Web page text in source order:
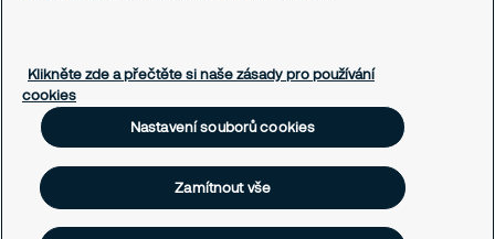
Klikněte zde a přečtěte si naše zásady pro používání
cookies
Nastavení souborů cookies
Zamítnout vše